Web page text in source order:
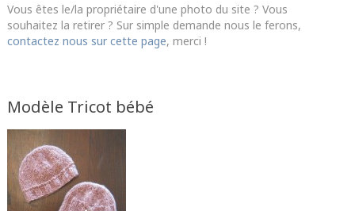
Vous êtes le/la propriétaire d'une photo du site ? Vous
souhaitez la retirer ? Sur simple demande nous le ferons,
contactez nous sur cette page, merci !
Modèle Tricot bébé